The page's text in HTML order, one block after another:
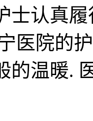
士认真
医院的
的温暖.